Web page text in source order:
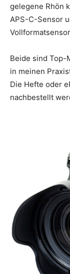
gelegene Rhön
APS-C-Sensor
Beide sind Top-
in meinen
Die Hefte oder
nachbestellt